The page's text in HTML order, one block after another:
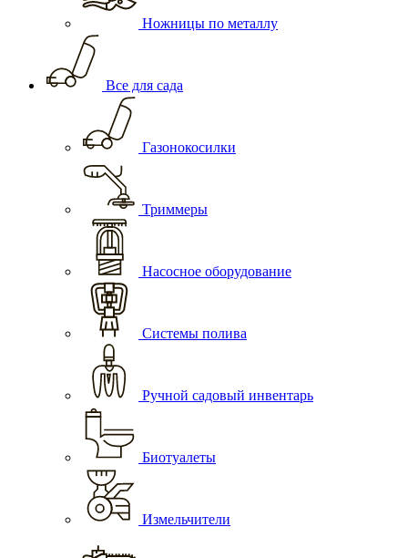
Ножницы по металлу
Все для сада
Газонокосилки
Триммеры
Насосное оборудование
Системы полива
Ручной садовый инвентарь
Биотуалеты
Измельчители